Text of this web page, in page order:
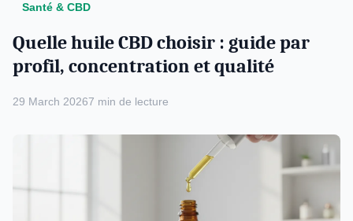
Santé & CBD
Quelle huile CBD choisir : guide par
profil, concentration et qualité
29 March 20267 min de lecture